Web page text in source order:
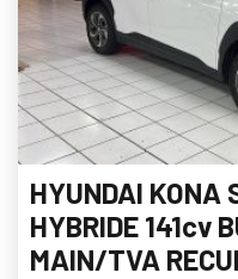
HYUNDAI KONA
HYBRIDE 141cv
MAIN/TVA